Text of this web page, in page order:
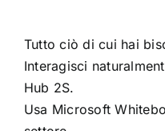
Tutto ciò di cui hai
Interagisci
Hub 2S.
Usa Microsoft